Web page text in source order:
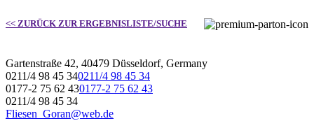
<< ZURÜCK ZUR ERGEBNISLISTE/SUCHE
Gartenstraße 42, 40479 Düsseldorf, Germany
0211/4 98 45 340211/4 98 45 34
0177-2 75 62 430177-2 75 62 43
0211/4 98 45 34
Fliesen_Goran@web.de